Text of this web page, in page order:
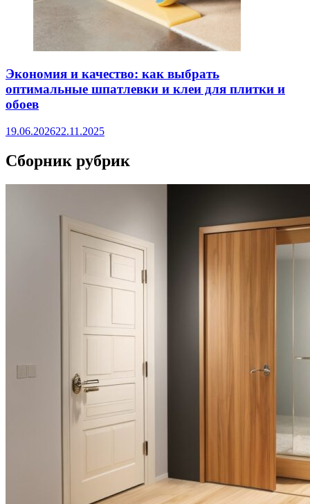
Экономия и качество: как выбрать
оптимальные шпатлевки и клеи для плитки и
обоев
19.06.202622.11.2025
Сборник рубрик